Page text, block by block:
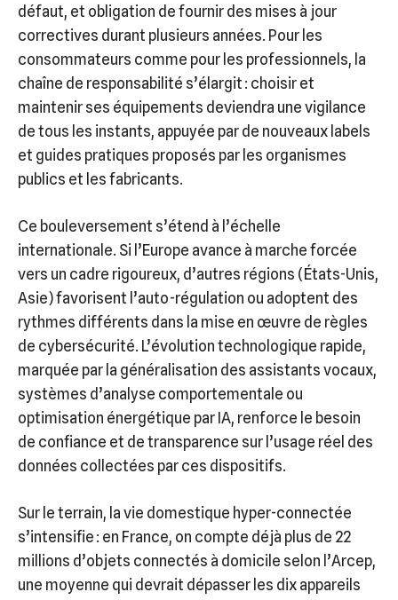
défaut, et obligation de fournir des mises à jour
correctives durant plusieurs années. Pour les
consommateurs comme pour les professionnels, la
chaîne de responsabilité s’élargit : choisir et
maintenir ses équipements deviendra une vigilance
de tous les instants, appuyée par de nouveaux labels
et guides pratiques proposés par les organismes
publics et les fabricants.
Ce bouleversement s’étend à l’échelle
internationale. Si l’Europe avance à marche forcée
vers un cadre rigoureux, d’autres régions (États-Unis,
Asie) favorisent l’auto-régulation ou adoptent des
rythmes différents dans la mise en œuvre de règles
de cybersécurité. L’évolution technologique rapide,
marquée par la généralisation des assistants vocaux,
systèmes d’analyse comportementale ou
optimisation énergétique par IA, renforce le besoin
de confiance et de transparence sur l’usage réel des
données collectées par ces dispositifs.
Sur le terrain, la vie domestique hyper-connectée
s’intensifie : en France, on compte déjà plus de 22
millions d’objets connectés à domicile selon l’Arcep,
une moyenne qui devrait dépasser les dix appareils